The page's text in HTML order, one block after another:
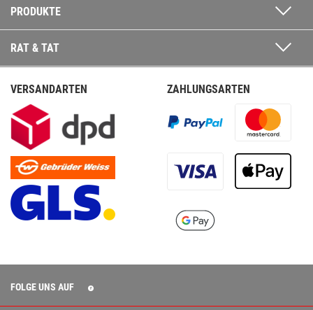
PRODUKTE
RAT & TAT
VERSANDARTEN ZAHLUNGSARTEN
FOLGE UNS AUF